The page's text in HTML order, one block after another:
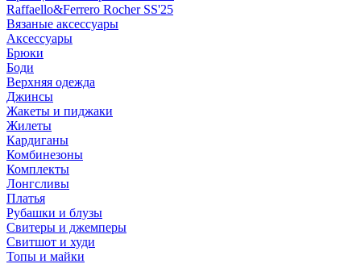
Raffaello&Ferrero Rocher SS'25
Вязаные аксессуары
Аксессуары
Брюки
Боди
Верхняя одежда
Джинсы
Жакеты и пиджаки
Жилеты
Кардиганы
Комбинезоны
Комплекты
Лонгсливы
Платья
Рубашки и блузы
Свитеры и джемперы
Свитшот и худи
Топы и майки